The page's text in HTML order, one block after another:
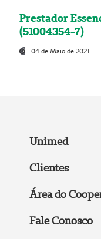
Prestador
(51004354-7)
04 de Maio de 2021
Unimed
Clientes
Área do
Fale Conosco